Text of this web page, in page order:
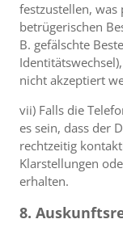
festzustellen, was
betrügerischen
B. gefälschte
nicht akzeptiert
vii) Falls die
es sein, dass der
rechtzeitig
Klarstellungen
erhalten.
8.